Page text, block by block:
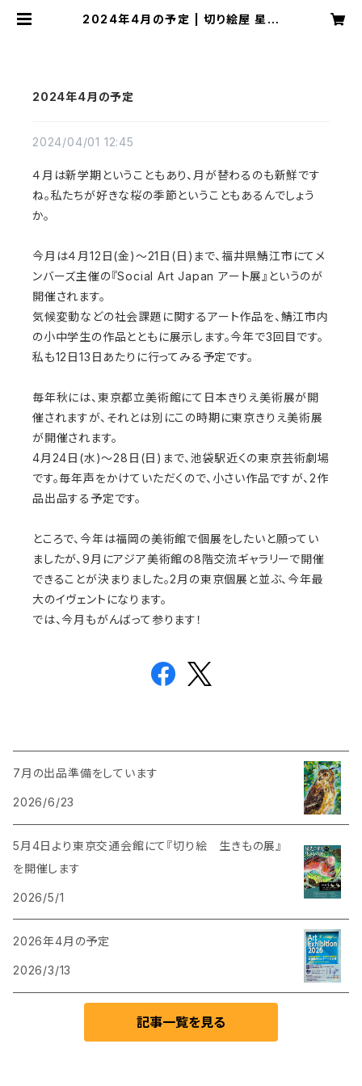
2024年4月の予定 | 切り絵屋 星先
2024年4月の予定
2024/04/01 12:45
４月は新学期ということもあり、月が替わるのも新鮮です
ね。私たちが好きな桜の季節ということもあるんでしょう
か。
今月は４月12日(金)～21日(日)まで、福井県鯖江市にてメ
ンバーズ主催の『Social Art Japan アート展』というのが
開催されます。
気候変動などの社会課題に関するアート作品を、鯖江市内
の小中学生の作品とともに展示します。今年で3回目です。
私も12日13日あたりに行ってみる予定です。
毎年秋には、東京都立美術館にて日本きりえ美術展が開
催されますが、それとは別にこの時期に東京きりえ美術展
が開催されます。
4月24日(水)～28日(日)まで、池袋駅近くの東京芸術劇場
です。毎年声をかけていただくので、小さい作品ですが、2作
品出品する予定です。
ところで、今年は福岡の美術館で個展をしたいと願ってい
ましたが、9月にアジア美術館の8階交流ギャラリーで開催
できることが決まりました。2月の東京個展と並ぶ、今年最
大のイヴェントになります。
では、今月もがんばって参ります！
7月の出品準備をしています
2026/6/23
5月4日より東京交通会館にて『切り絵 生きもの展』
を開催します
2026/5/1
2026年4月の予定
2026/3/13
記事一覧を見る